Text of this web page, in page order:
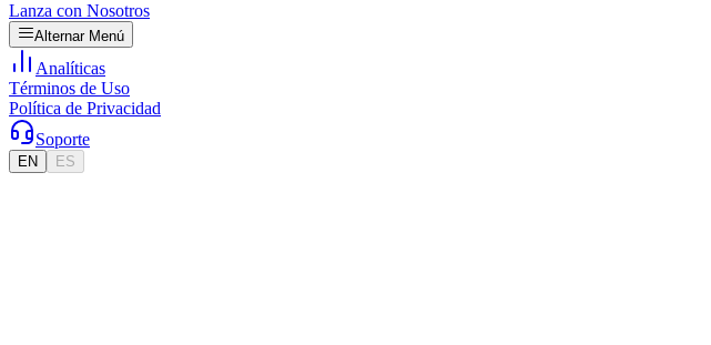
Lanza con Nosotros
Alternar Menú
Analíticas
Términos de Uso
Política de Privacidad
Soporte
EN ES